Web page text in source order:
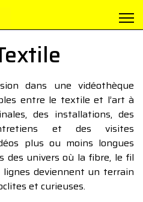
dans une vidéothèque
entre le textile et l’art à
des installations, des
et des visites
plus ou moins longues
des univers où la fibre, le fil
deviennent un terrain
et curieuses.